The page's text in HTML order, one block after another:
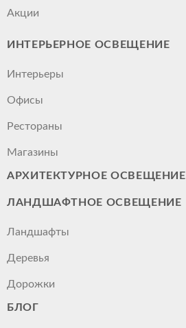
Акции
ИНТЕРЬЕРНОЕ ОСВЕЩЕНИЕ
Интерьеры
Офисы
Рестораны
Магазины
АРХИТЕКТУРНОЕ ОСВЕЩЕНИЕ
ЛАНДШАФТНОЕ ОСВЕЩЕНИЕ
Ландшафты
Деревья
Дорожки
БЛОГ